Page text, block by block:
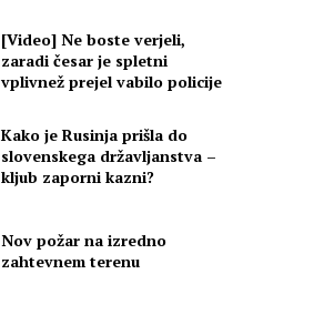
[Video] Ne boste verjeli,
zaradi česar je spletni
vplivnež prejel vabilo policije
Kako je Rusinja prišla do
slovenskega državljanstva –
kljub zaporni kazni?
Nov požar na izredno
zahtevnem terenu